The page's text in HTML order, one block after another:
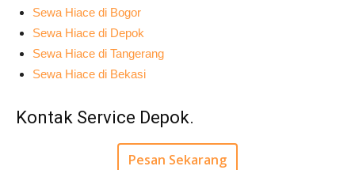
Sewa Hiace di Bogor
Sewa Hiace di Depok
Sewa Hiace di Tangerang
Sewa Hiace di Bekasi
Kontak Service Depok.
Pesan Sekarang